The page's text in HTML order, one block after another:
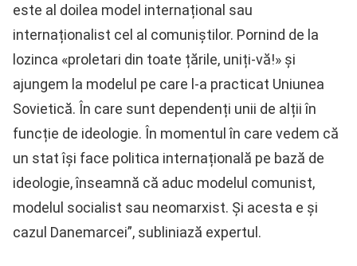
este al doilea model internațional sau
internaționalist cel al comuniștilor. Pornind de la
lozinca «proletari din toate țările, uniți-vă!» și
ajungem la modelul pe care l-a practicat Uniunea
Sovietică. În care sunt dependenți unii de alții în
funcție de ideologie. În momentul în care vedem că
un stat își face politica internațională pe bază de
ideologie, înseamnă că aduc modelul comunist,
modelul socialist sau neomarxist. Și acesta e și
cazul Danemarcei”, subliniază expertul.